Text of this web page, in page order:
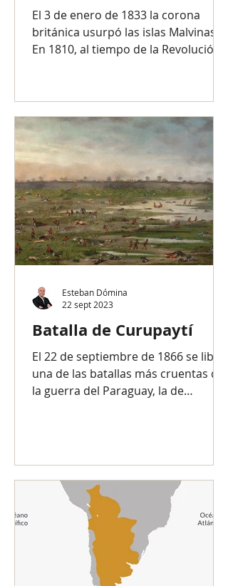
El 3 de enero de 1833 la corona
británica usurpó las islas Malvinas.
En 1810, al tiempo de la Revolución
Batalla de Curupaytí
El 22 de septiembre de 1866 se libró
una de las batallas más cruentas de
la guerra del Paraguay, la de
Esteban Dómina
22 sept 2023